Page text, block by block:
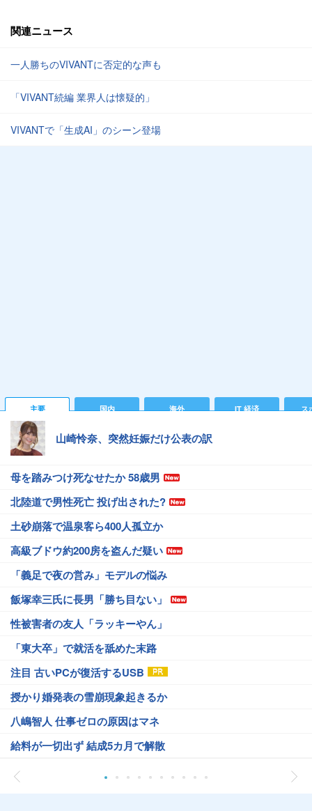
関連ニュース
一人勝ちのVIVANTに否定的な声も
「VIVANT続編 業界人は懐疑的」
VIVANTで「生成AI」のシーン登場
主要 国内 海外 IT 経済 ス
山崎怜奈、突然妊娠だけ公表の訳
母を踏みつけ死なせたか 58歳男
北陸道で男性死亡 投げ出された?
土砂崩落で温泉客ら400人孤立か
高級ブドウ約200房を盗んだ疑い
「義足で夜の営み」モデルの悩み
飯塚幸三氏に長男「勝ち目ない」
性被害者の友人「ラッキーやん」
「東大卒」で就活を舐めた末路
注目 古いPCが復活するUSB
授かり婚発表の雪崩現象起きるか
八嶋智人 仕事ゼロの原因はマネ
給料が一切出ず 結成5カ月で解散